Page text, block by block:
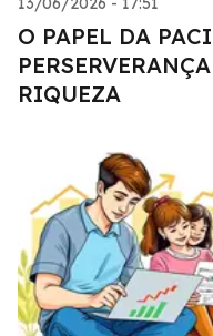
O PAPEL DA
RIQUEZA